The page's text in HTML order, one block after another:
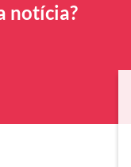
notícia?